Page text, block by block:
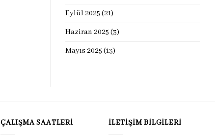
Eylül 2025 (21)
Haziran 2025 (3)
Mayıs 2025 (13)
ÇALIŞMA SAATLERI İLETIŞIM BILGILERI